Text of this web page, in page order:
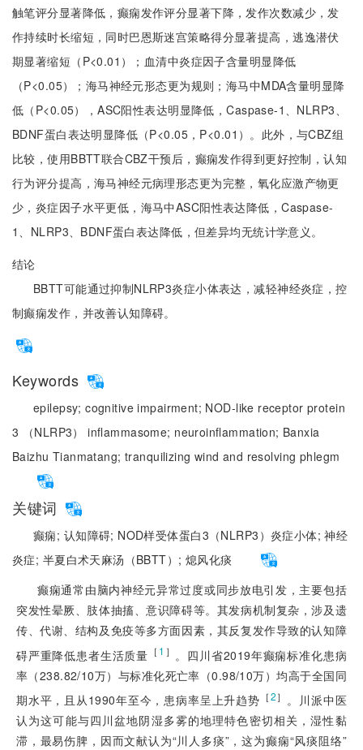
触笔评分显著降低，癫痫发作评分显著下降，发作次数减少，发
作持续时长缩短，同时巴恩斯迷宫策略得分显著提高，逃逸潜伏
期显著缩短（P<0.01）；血清中炎症因子含量明显降低
（P<0.05）；海马神经元形态更为规则；海马中MDA含量明显降
低（P<0.05），ASC阳性表达明显降低，Caspase-1、NLRP3、
BDNF蛋白表达明显降低（P<0.05，P<0.01）。此外，与CBZ组
比较，使用BBTT联合CBZ干预后，癫痫发作得到更好控制，认知
行为评分提高，海马神经元病理形态更为完整，氧化应激产物更
少，炎症因子水平更低，海马中ASC阳性表达降低，Caspase-
1、NLRP3、BDNF蛋白表达降低，但差异均无统计学意义。
结论
BBTT可能通过抑制NLRP3炎症小体表达，减轻神经炎症，控
制癫痫发作，并改善认知障碍。
Keywords
epilepsy;cognitive impairment; NOD-like receptor protein
3 （NLRP3） inflammasome; neuroinflammation; Banxia
Baizhu Tianmatang; tranquilizing wind and resolving phlegm
关键词
癫痫; 认知障碍; NOD样受体蛋白3（NLRP3）炎症小体;神经
炎症; 半夏白术天麻汤（BBTT）; 熄风化痰
癫痫通常由脑内神经元异常过度或同步放电引发，主要包括
突发性晕厥、肢体抽搐、意识障碍等。其发病机制复杂，涉及遗
传、代谢、结构及免疫等多方面因素，其反复发作导致的认知障
碍严重降低患者生活质量 ［ 1 ］ 。四川省2019年癫痫标准化患病
率（238.82/10万）与标准化死亡率（0.98/10万）均高于全国同
期水平，且从1990年至今，患病率呈上升趋势 ［2］ 。川派中医
认为这可能与四川盆地阴湿多雾的地理特色密切相关，湿性黏
滞，最易伤脾，因而文献认为“川人多痰”，这为癫痫“风痰阻络”